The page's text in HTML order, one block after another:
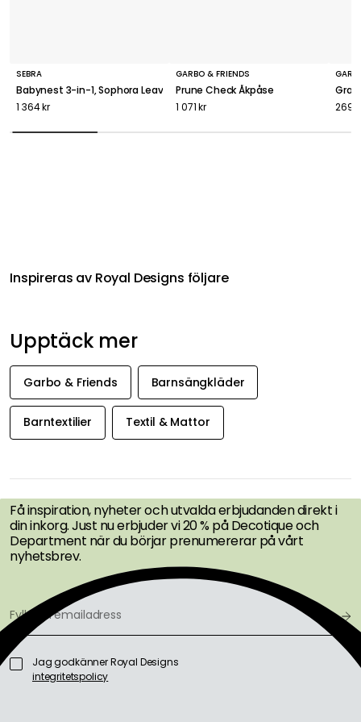
SEBRA
Babynest 3-in-1, Sophora Leaves
1 364 kr
GARBO & FRIENDS
Prune Check Åkpåse
1 071 kr
269
Inspireras av Royal Designs följare
Upptäck mer
Garbo & Friends Barnsängkläder
Barntextilier Textil & Mattor
FÅ INSPIRATION &
ERBJUDANDEN FÖRST
Få inspiration, nyheter och utvalda erbjudanden direkt i
din inkorg. Just nu erbjuder vi 20 % på Decotique och
Department när du börjar prenumererar på vårt
nyhetsbrev.
Jag godkänner Royal Designs
integritetspolicy